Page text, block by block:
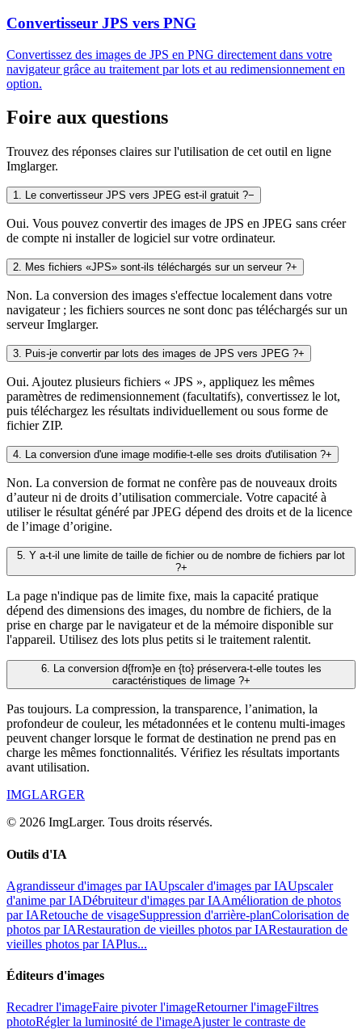
Convertisseur JPS vers PNG
Convertissez des images de JPS en PNG directement dans votre
navigateur grâce au traitement par lots et au redimensionnement en
option.
Foire aux questions
Trouvez des réponses claires sur l'utilisation de cet outil en ligne
Imglarger.
1. Le convertisseur JPS vers JPEG est-il gratuit ?−
Oui. Vous pouvez convertir des images de JPS en JPEG sans créer
de compte ni installer de logiciel sur votre ordinateur.
2. Mes fichiers «JPS» sont-ils téléchargés sur un serveur ?+
Non. La conversion des images s'effectue localement dans votre
navigateur ; les fichiers sources ne sont donc pas téléchargés sur un
serveur Imglarger.
3. Puis-je convertir par lots des images de JPS vers JPEG ?+
Oui. Ajoutez plusieurs fichiers « JPS », appliquez les mêmes
paramètres de redimensionnement (facultatifs), convertissez le lot,
puis téléchargez les résultats individuellement ou sous forme de
fichier ZIP.
4. La conversion d'une image modifie-t-elle ses droits d'utilisation ?+
Non. La conversion de format ne confère pas de nouveaux droits
d’auteur ni de droits d’utilisation commerciale. Votre capacité à
utiliser le résultat généré par JPEG dépend des droits et de la licence
de l’image d’origine.
5. Y a-t-il une limite de taille de fichier ou de nombre de fichiers par lot
?+
La page n'indique pas de limite fixe, mais la capacité pratique
dépend des dimensions des images, du nombre de fichiers, de la
prise en charge par le navigateur et de la mémoire disponible sur
l'appareil. Utilisez des lots plus petits si le traitement ralentit.
6. La conversion d{from}e en {to} préservera-t-elle toutes les
caractéristiques de limage ?+
Pas toujours. La compression, la transparence, l’animation, la
profondeur de couleur, les métadonnées et le contenu multi-images
peuvent changer lorsque le format de destination ne prend pas en
charge les mêmes fonctionnalités. Vérifiez les résultats importants
avant utilisation.
IMGLARGER
© 2026 ImgLarger. Tous droits réservés.
Outils d'IA
Agrandisseur d'images par IAUpscaler d'images par IAUpscaler
d'anime par IADébruiteur d'images par IAAmélioration de photos
par IARetouche de visageSuppression d'arrière-planColorisation de
photos par IARestauration de vieilles photos par IARestauration de
vieilles photos par IAPlus...
Éditeurs d'images
Recadrer l'imageFaire pivoter l'imageRetourner l'imageFiltres
photoRégler la luminosité de l'imageAjuster le contraste de